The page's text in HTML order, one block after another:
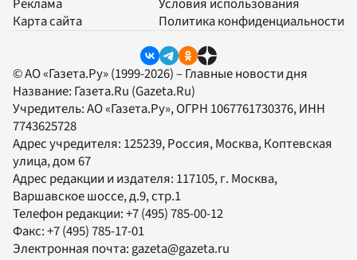
Реклама
Карта сайта
Условия использования
Политика конфиденциальности
© АО «Газета.Ру» (1999-2026) – Главные новости дня
Название: Газета.Ru (Gazeta.Ru)
Учредитель:АО «Газета.Ру», ОГРН 1067761730376, ИНН
7743625728
Адрес учредителя: 125239, Россия, Москва, Коптевская
улица, дом 67
Адрес редакции и издателя: 117105, г. Москва,
Варшавское шоссе, д.9, стр.1
Телефон редакции:+7 (495) 785-00-12
Факс:+7 (495) 785-17-01
Электронная почта:gazeta@gazeta.ru